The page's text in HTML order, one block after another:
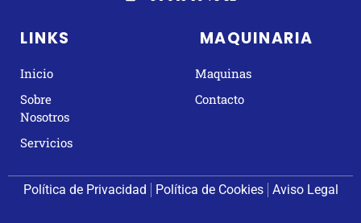
LINKS
Inicio
Sobre
Nosotros
Servicios
MAQUINARIA
Maquinas
Contacto
Política de Privacidad Política de Cookies Aviso Legal